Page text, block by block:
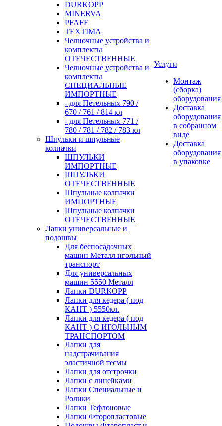
DURKOPP
MINERVA
PFAFF
TEXTIMA
Челночные устройства и
комплекты
ОТЕЧЕСТВЕННЫЕ
Челночные устройства и
комплекты
СПЕЦИАЛЬНЫЕ
ИМПОРТНЫЕ
- для Петельных 790 /
670 / 761 / 814 кл
- для Петельных 771 /
780 / 781 / 782 / 783 кл
Шпульки и шпульные
колпачки
ШПУЛЬКИ
ИМПОРТНЫЕ
ШПУЛЬКИ
ОТЕЧЕСТВЕННЫЕ
Шпульные колпачки
ИМПОРТНЫЕ
Шпульные колпачки
ОТЕЧЕСТВЕННЫЕ
Лапки универсальные и
подошвы
Для беспосадочных
машин Металл игольный
транспорт
Для универсальных
машин 5550 Металл
Лапки DURKOPP
Лапки для кедера ( под
КАНТ ) 5550кл.
Лапки для кедера ( под
КАНТ ) С ИГОЛЬНЫМ
ТРАНСПОРТОМ
Лапки для
надстрачивания
эластичной тесмы
Лапки для отстрочки
Лапки с линейками
Лапки Специальные и
Ролики
Лапки Тефлоновые
Лапки Фторопластовые
Услуги
Монтаж
(сборка)
оборудования
Доставка
оборудования
в собранном
виде
Доставка
оборудования
в упаковке